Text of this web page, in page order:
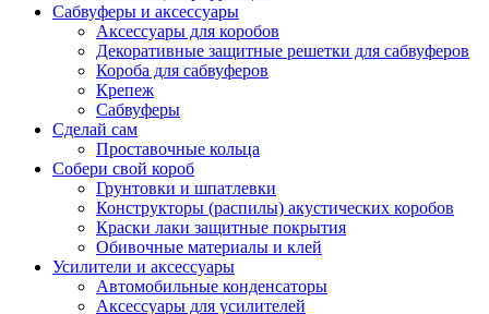
Сабвуферы и аксессуары
Аксессуары для коробов
Декоративные защитные решетки для сабвуферов
Короба для сабвуферов
Крепеж
Сабвуферы
Сделай сам
Проставочные кольца
Собери свой короб
Грунтовки и шпатлевки
Конструкторы (распилы) акустических коробов
Краски лаки защитные покрытия
Обивочные материалы и клей
Усилители и аксессуары
Автомобильные конденсаторы
Аксессуары для усилителей